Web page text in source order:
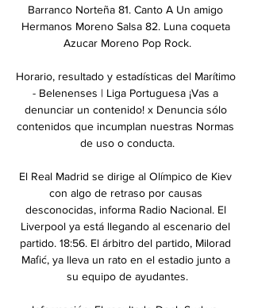
Barranco Norteña 81. Canto A Un amigo
Hermanos Moreno Salsa 82. Luna coqueta
Azucar Moreno Pop Rock.
Horario, resultado y estadísticas del Marítimo
- Belenenses | Liga Portuguesa ¡Vas a
denunciar un contenido! x Denuncia sólo
contenidos que incumplan nuestras Normas
de uso o conducta.
El Real Madrid se dirige al Olímpico de Kiev
con algo de retraso por causas
desconocidas, informa Radio Nacional. El
Liverpool ya está llegando al escenario del
partido. 18:56. El árbitro del partido, Milorad
Maſić, ya lleva un rato en el estadio junto a
su equipo de ayudantes.